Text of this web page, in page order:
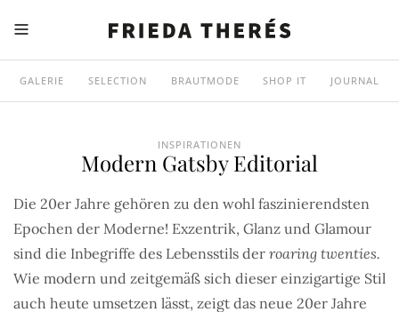
GALERIE SELECTION BRAUTMODE SHOP IT JOURNAL
INSPIRATIONEN
Modern Gatsby Editorial
Die 20er Jahre gehören zu den wohl faszinierendsten
Epochen der Moderne! Exzentrik, Glanz und Glamour
sind die Inbegriffe des Lebensstils der roaring twenties.
Wie modern und zeitgemäß sich dieser einzigartige Stil
auch heute umsetzen lässt, zeigt das neue 20er Jahre